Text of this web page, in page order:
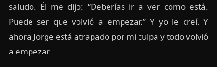
saludo. Él me dijo: “Deberías ir a ver como está.
Puede ser que volvió a empezar.” Y yo le creí. Y
ahora Jorge está atrapado por mi culpa y todo volvió
a empezar.